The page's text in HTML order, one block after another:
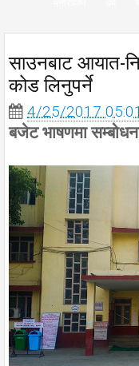
साउनबाट आयात-
कोड लिनुपर्ने
4/25/2017
बजेट भाषणमा